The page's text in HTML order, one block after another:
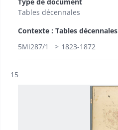
Tables décennales
Contexte : Tables décennales
5Mi287/1
1823-1872
Résultat n°
15